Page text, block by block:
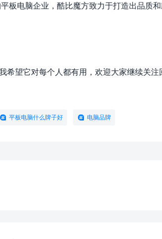
板电脑企业，酷比魔方致力于打造出品质
希望它对每个人都有用，欢迎大家继续关
平板电脑什么牌子好 电脑品牌